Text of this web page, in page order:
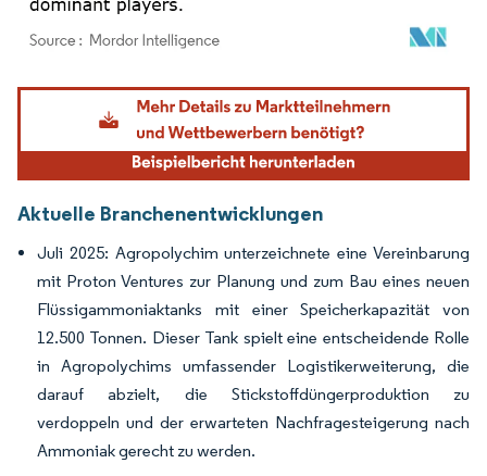
Bild © Mordor Intelligence. Wiederverwendung erfordert Namensnennung gemäß
Aktuelle Branchenentwicklungen
Juli 2025: Agropolychim unterzeichnete eine Vereinbarung
mit Proton Ventures zur Planung und zum Bau eines neuen
Flüssigammoniaktanks mit einer Speicherkapazität von
12.500 Tonnen. Dieser Tank spielt eine entscheidende Rolle
in Agropolychims umfassender Logistikerweiterung, die
darauf abzielt, die Stickstoffdüngerproduktion zu
verdoppeln und der erwarteten Nachfragesteigerung nach
Ammoniak gerecht zu werden.